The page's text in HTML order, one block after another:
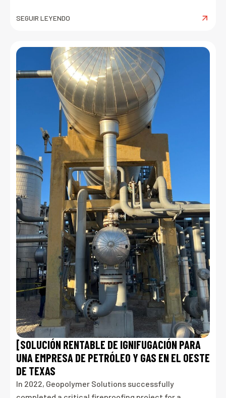
SEGUIR LEYENDO
[SOLUCIÓN RENTABLE DE IGNIFUGACIÓN PARA
UNA EMPRESA DE PETRÓLEO Y GAS EN EL OESTE
DE TEXAS
In 2022, Geopolymer Solutions successfully